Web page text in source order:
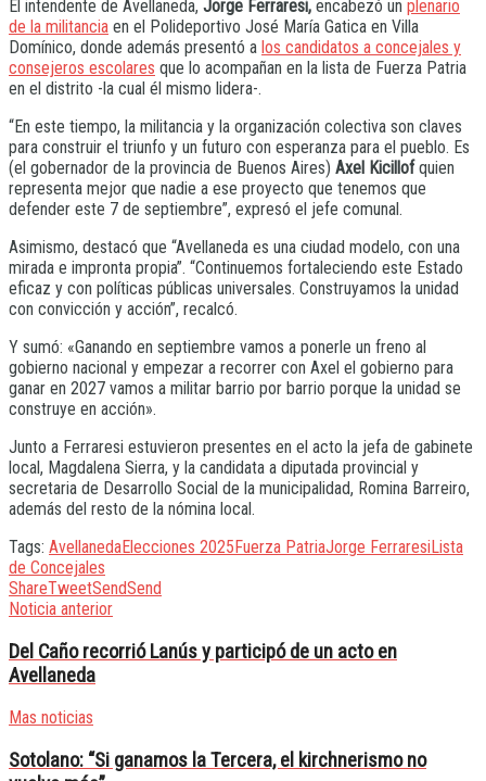
El intendente de Avellaneda, Jorge Ferraresi, encabezó un plenario
de la militancia en el Polideportivo José María Gatica en Villa
Domínico, donde además presentó a los candidatos a concejales y
consejeros escolares que lo acompañan en la lista de Fuerza Patria
en el distrito -la cual él mismo lidera-.
“En este tiempo, la militancia y la organización colectiva son claves
para construir el triunfo y un futuro con esperanza para el pueblo. Es
(el gobernador de la provincia de Buenos Aires) Axel Kicillofquien
representa mejor que nadie a ese proyecto que tenemos que
defender este 7 de septiembre”, expresó el jefe comunal.
Asimismo, destacó que “Avellaneda es una ciudad modelo, con una
mirada e impronta propia”. “Continuemos fortaleciendo este Estado
eficaz y con políticas públicas universales. Construyamos la unidad
con convicción y acción”, recalcó.
Y sumó: «Ganando en septiembre vamos a ponerle un freno al
gobierno nacional y empezar a recorrer con Axel el gobierno para
ganar en 2027 vamos a militar barrio por barrio porque la unidad se
construye en acción».
Junto a Ferraresi estuvieron presentes en el acto la jefa de gabinete
local, Magdalena Sierra, y la candidata a diputada provincial y
secretaria de Desarrollo Social de la municipalidad, Romina Barreiro,
además del resto de la nómina local.
Tags: AvellanedaElecciones 2025Fuerza PatriaJorge FerraresiLista
de Concejales
ShareTweetSendSend
Noticia anterior
Del Caño recorrió Lanús y participó de un acto en
Avellaneda
Mas noticias
Sotolano: “Si ganamos la Tercera, el kirchnerismo no